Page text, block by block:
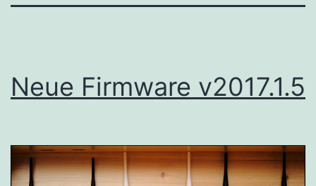
Neue Firmware v2017.1.5